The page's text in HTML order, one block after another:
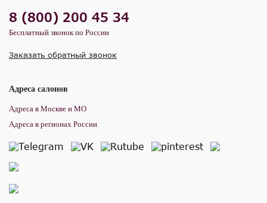
8 (800) 200 45 34
Бесплатный звонок по России
Заказать обратный звонок
Адреса салонов
Адреса в Москве и МО
Адреса в регионах России